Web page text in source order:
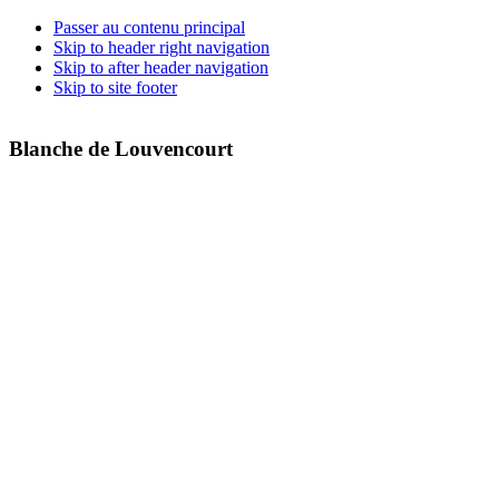
Passer au contenu principal
Skip to header right navigation
Skip to after header navigation
Skip to site footer
Blanche de Louvencourt